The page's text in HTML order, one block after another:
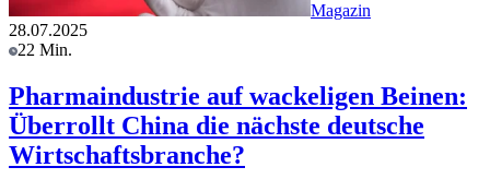
Magazin
28.07.2025
22 Min.
Pharmaindustrie auf wackeligen Beinen:
Überrollt China die nächste deutsche
Wirtschaftsbranche?